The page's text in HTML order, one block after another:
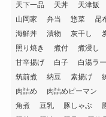
天下一品
天丼 天津飯
山岡家
弁当 惣菜 昆
海鮮丼
漬物 灰干し
照り焼き
煮付 煮浸し
甘辛揚げ
白子 白湯ラ
筑前煮
納豆 素揚げ
肉詰め
肉詰めピーマン
角煮
豆乳 豚しゃぶ